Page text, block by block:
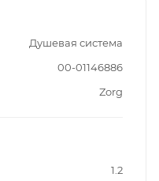
Душевая система
00-01146886
Zorg
1.2